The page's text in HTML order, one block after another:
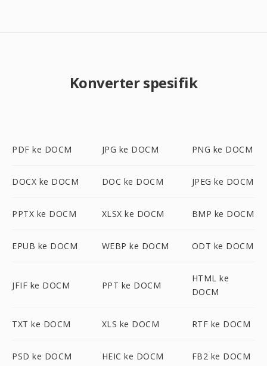
Konverter spesifik
PDF ke DOCM JPG ke DOCM PNG ke DOCM
DOCX ke DOCM DOC ke DOCM JPEG ke DOCM
PPTX ke DOCM XLSX ke DOCM BMP ke DOCM
EPUB ke DOCM WEBP ke DOCM ODT ke DOCM
JFIF ke DOCM PPT ke DOCM
HTML ke
DOCM
TXT ke DOCM XLS ke DOCM RTF ke DOCM
PSD ke DOCM HEIC ke DOCM FB2 ke DOCM